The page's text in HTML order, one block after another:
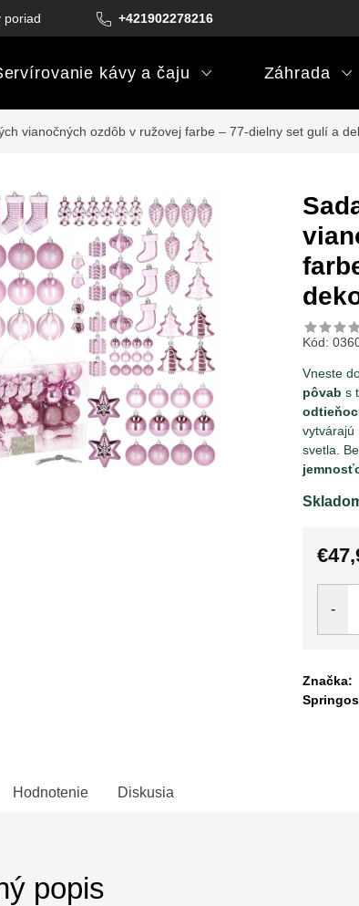
+421902278216
Podmienky darčekových poukazov
kávy a čaju Záhrada
vianočných ozdôb v ružovej farbe – 77-dielny set gulí a
Kód:
Vneste
pôvab s
vytvárajú
svetla.
Značka:
Springos
Hodnotenie Diskusia
popis